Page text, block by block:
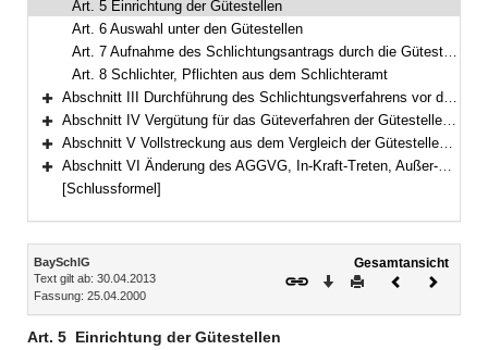
Art. 5 Einrichtung der Gütestellen
Art. 6 Auswahl unter den Gütestellen
Art. 7 Aufnahme des Schlichtungsantrags durch die Gütestelle
Art. 8 Schlichter, Pflichten aus dem Schlichteramt
Bereich erweitern
Abschnitt III Durchführung des Schlichtungsverfahrens vor dem Schlichter der Gütestelle nach Abschnitt II (Art. 9–12)
Bereich erweitern
Abschnitt IV Vergütung für das Güteverfahren der Gütestellen nach Abschnitt II und deren Vollstreckung (Art. 13–17)
Bereich erweitern
Abschnitt V Vollstreckung aus dem Vergleich der Gütestellen und Klauselerteilung (Art. 18–19)
Bereich erweitern
Abschnitt VI Änderung des AGGVG, In-Kraft-Treten, Außer-Kraft-Treten und Übergangsvorschriften (Art. 20–22)
[Schlussformel]
Inhalt
BaySchlG
Text gilt ab: 30.04.2013
Fassung: 25.04.2000
Gesamtansicht
Download
DruckenVorheriges
Art. 5 Einrichtung der Gütestellen